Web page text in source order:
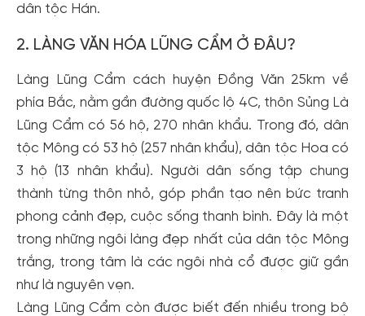
dân tộc Hán.
2. LÀNG VĂN HÓA LŨNG CẨM Ở ĐÂU?
Làng Lũng Cẩm cách huyện Đồng Văn 25km về
phía Bắc, nằm gần đường quốc lộ 4C, thôn Sủng Là
Lũng Cẩm có 56 hộ, 270 nhân khẩu. Trong đó, dân
tộc Mông có 53 hộ (257 nhân khẩu), dân tộc Hoa có
3 hộ (13 nhân khẩu). Người dân sống tập chung
thành từng thôn nhỏ, góp phần tạo nên bức tranh
phong cảnh đẹp, cuộc sống thanh bình. Đây là một
trong những ngôi làng đẹp nhất của dân tộc Mông
trắng, trong tâm là các ngôi nhà cổ được giữ gần
như là nguyên vẹn.
Làng Lũng Cẩm còn được biết đến nhiều trong bộ